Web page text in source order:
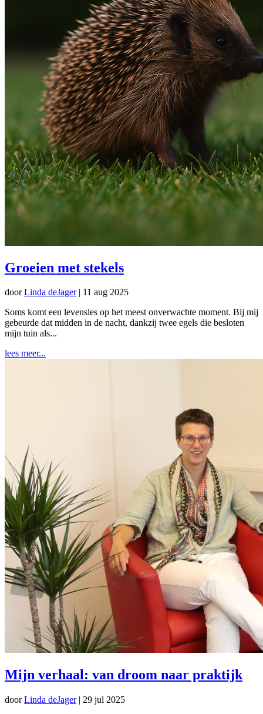
Groeien met stekels
doorLinda deJager| 11 aug 2025
Soms komt een levensles op het meest onverwachte moment. Bij mij
gebeurde dat midden in de nacht, dankzij twee egels die besloten
mijn tuin als...
lees meer...
Mijn verhaal: van droom naar praktijk
doorLinda deJager| 29 jul 2025